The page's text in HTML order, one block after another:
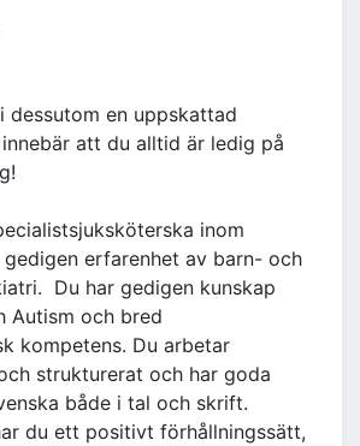
dessutom en uppskattad
att du alltid är ledig på
inom
erfarenhet av barn- och
Du har gedigen kunskap
Autism och bred
kompetens. Du arbetar
strukturerat och har goda
både i tal och skrift.
du ett positivt förhållningssätt,